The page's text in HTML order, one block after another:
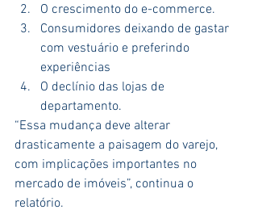
O crescimento do e-commerce.
Consumidores deixando de gastar
com vestuário e preferindo
experiências
O declínio das lojas de
departamento.
“Essa mudança deve alterar
drasticamente a paisagem do varejo,
com implicações importantes no
mercado de imóveis”, continua o
relatório.